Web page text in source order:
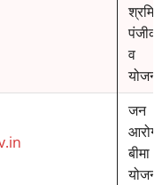
व
जन
आरोग्य
बीमा
योजना